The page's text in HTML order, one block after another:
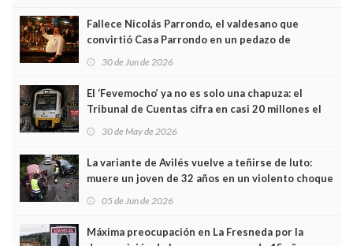
Fallece Nicolás Parrondo, el valdesano que
convirtió Casa Parrondo en un pedazo de
Asturias en Madrid
30 de Jun de 2026
El ‘Fevemocho’ ya no es solo una chapuza: el
Tribunal de Cuentas cifra en casi 20 millones el
sobrecoste de los trenes que no cabían por los
30 de May de 2026
La variante de Avilés vuelve a teñirse de luto:
muere un joven de 32 años en un violento choque
frontal
05 de Jun de 2026
Máxima preocupación en La Fresneda por la